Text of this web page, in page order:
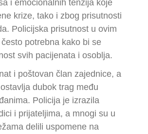
i emocionalnih tenzija koje
krize, tako i zbog prisutnosti
Policijska prisutnost u ovim
potrebna kako bi se
svih pacijenata i osoblja.
i poštovan član zajednice, a
dubok trag među
Policija je izrazila
i prijateljima, a mnogi su u
delili uspomene na